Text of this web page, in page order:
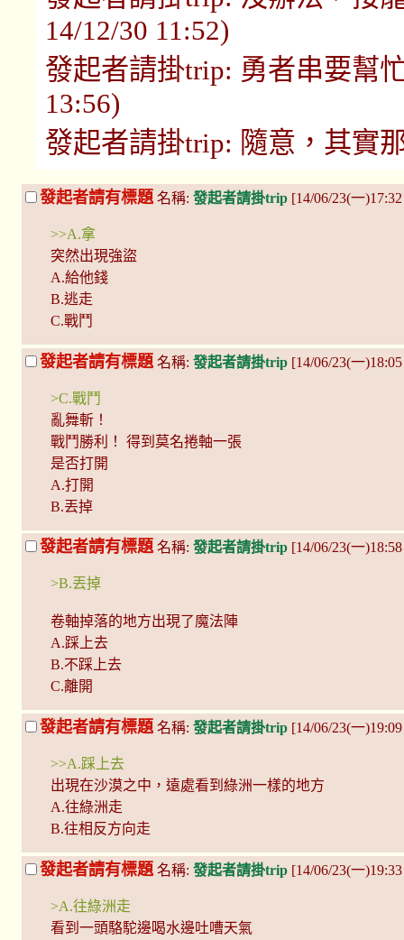
14/12/30 11:52)
發起者請掛trip: 勇者串要幫
13:56)
發起者請掛trip: 隨意，其實
發起者請有標題 名稱: 發起者請掛trip [14/06/23(一
>>A.拿
突然出現強盜
A.給他錢
B.逃走
C.戰鬥
發起者請有標題 名稱: 發起者請掛trip [14/06/23(一
>C.戰鬥
亂舞斬！
戰鬥勝利！ 得到莫名捲軸一張
是否打開
A.打開
B.丟掉
發起者請有標題 名稱: 發起者請掛trip [14/06/23(一
>B.丟掉
卷軸掉落的地方出現了魔法陣
A.踩上去
B.不踩上去
C.離開
發起者請有標題 名稱: 發起者請掛trip [14/06/23(一
>>A.踩上去
出現在沙漠之中，遠處看到綠洲一樣的地方
A.往綠洲走
B.往相反方向走
發起者請有標題 名稱: 發起者請掛trip [14/06/23(一
>A.往綠洲走
看到一頭駱駝邊喝水邊吐嘈天氣